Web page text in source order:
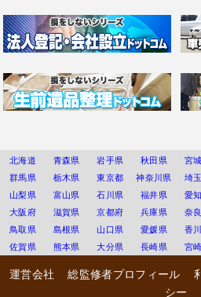
北海道 青森県 岩手県 秋田県 宮
群馬県
栃木県 東京都 神奈川県 埼
山梨県
富山県 石川県 福井県 愛
大阪府
滋賀県 京都府 兵庫県 奈
鳥取県
島根県 山口県 愛媛県 香
佐賀県
熊本県 大分県 長崎県 宮
運営会社 総監修者プロフィール
シー